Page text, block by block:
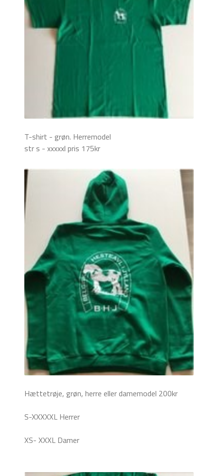
T-shirt - grøn. Herremodel
str s - xxxxxl pris 175kr
Hættetrøje, grøn, herre eller damemodel 200kr
S-XXXXXL Herrer
XS- XXXL Damer